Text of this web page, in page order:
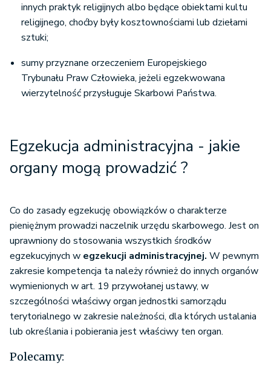
innych praktyk religijnych albo będące obiektami kultu
religijnego, choćby były kosztownościami lub dziełami
sztuki;
sumy przyznane orzeczeniem Europejskiego
Trybunału Praw Człowieka, jeżeli egzekwowana
wierzytelność przysługuje Skarbowi Państwa.
Egzekucja administracyjna - jakie
organy mogą prowadzić ?
Co do zasady egzekucję obowiązków o charakterze
pieniężnym prowadzi naczelnik urzędu skarbowego. Jest on
uprawniony do stosowania wszystkich środków
egzekucyjnych w egzekucji administracyjnej. W pewnym
zakresie kompetencja ta należy również do innych organów
wymienionych w art. 19 przywołanej ustawy, w
szczególności właściwy organ jednostki samorządu
terytorialnego w zakresie należności, dla których ustalania
lub określania i pobierania jest właściwy ten organ.
Polecamy: